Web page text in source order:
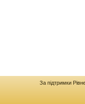
За підтримки